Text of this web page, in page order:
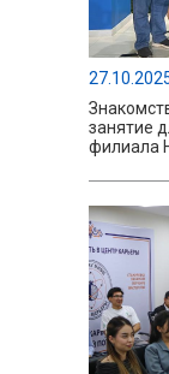
занятие
филиала